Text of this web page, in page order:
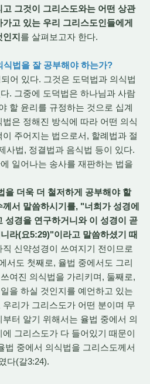
그것이 그리스도와는 어떤 상관
고 있는 우리 그리스도인들에게
인지를 살펴보고자 한다.
법을 잘 공부해야 하는가?
어 있다. 그것은 도덕법과 의식법
. 그중에 도덕법은 하나님과 사람
할 윤리를 규정하는 것으로 십계
은 정해진 방식에 따라 어떤 의식
주어지는 법으로서, 할례법과 절
사법, 정결법과 음식법 등이 있다.
일어나는 송사를 재판하는 법을
을 더욱 더 철저하게 공부해야 할
서 말씀하시기를, "너희가 성경에
성경을 연구하거니와 이 성경이 곧
라(요5:29)"이라고 말씀하셨기 때
신약성경이 쓰여지기 전이므로
서도 첫째로, 율법 중에서도 그리
여진 의식법을 가리키며, 둘째로,
을 하실 것인지를 예언하고 있는
리가 그리스도가 어떤 분이며 무
터 알기 위해서는 율법 중에서 의
그리스도가 다 들어있기 때문이
법 중에서 의식법을 그리스도께서
다(갈3:24).